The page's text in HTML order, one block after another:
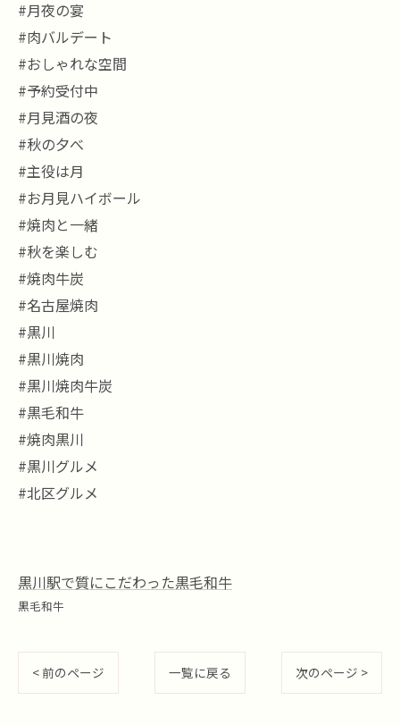
#月夜の宴
#肉バルデート
#おしゃれな空間
#予約受付中
#月見酒の夜
#秋の夕べ
#主役は月
#お月見ハイボール
#焼肉と一緒
#秋を楽しむ
#焼肉牛炭
#名古屋焼肉
#黒川
#黒川焼肉
#黒川焼肉牛炭
#黒毛和牛
#焼肉黒川
#黒川グルメ
#北区グルメ
黒川駅で質にこだわった黒毛和牛
黒毛和牛
< 前のページ 一覧に戻る 次のページ >